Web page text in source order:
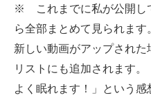
※ これまでに私が公開し
ら全部まとめて見られます
新しい動画がアップされ
リストにも追加されます。
よく眠れます！」という感